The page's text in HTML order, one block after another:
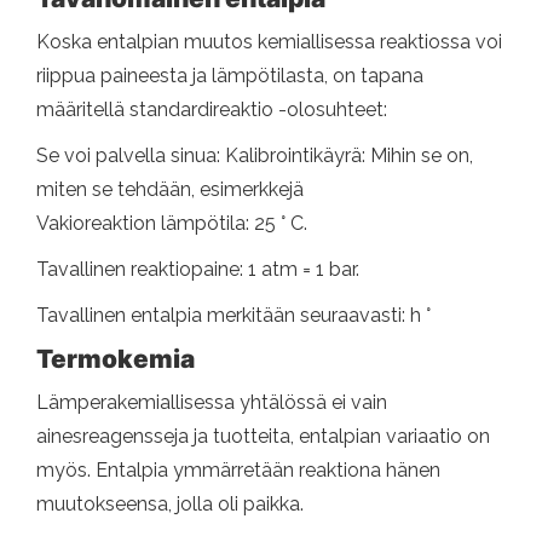
Koska entalpian muutos kemiallisessa reaktiossa voi
riippua paineesta ja lämpötilasta, on tapana
määritellä standardireaktio -olosuhteet:
Se voi palvella sinua: Kalibrointikäyrä: Mihin se on,
miten se tehdään, esimerkkejä
Vakioreaktion lämpötila: 25 ° C.
Tavallinen reaktiopaine: 1 atm = 1 bar.
Tavallinen entalpia merkitään seuraavasti: h °
Termokemia
Lämperakemiallisessa yhtälössä ei vain
ainesreagensseja ja tuotteita, entalpian variaatio on
myös. Entalpia ymmärretään reaktiona hänen
muutokseensa, jolla oli paikka.